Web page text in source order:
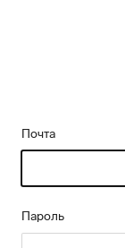
Почта
Пароль